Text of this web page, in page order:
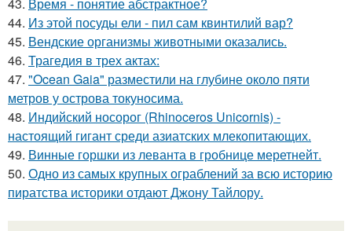
44. Из этой посуды ели - пил сам квинтилий вар?
45. Вендские организмы животными оказались.
46. Трагедия в трех актах:
47. "Ocean Gaia" разместили на глубине около пяти
метров у острова токуносима.
48. Индийский носорог (Rhinoceros Unicornis) -
настоящий гигант среди азиатских млекопитающих.
49. Винные горшки из леванта в гробнице меретнейт.
50. Одно из самых крупных ограблений за всю историю
пиратства историки отдают Джону Тайлору.